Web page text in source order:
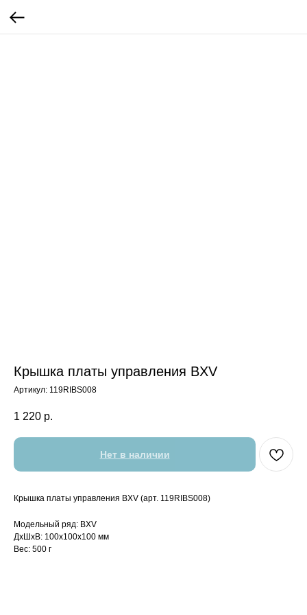
Крышка платы управления BXV
Артикул: 119RIBS008
1 220 р.
Нет в наличии
Крышка платы управления BXV (арт. 119RIBS008)
Модельный ряд: BXV
ДxШxВ: 100x100x100 мм
Вес: 500 г